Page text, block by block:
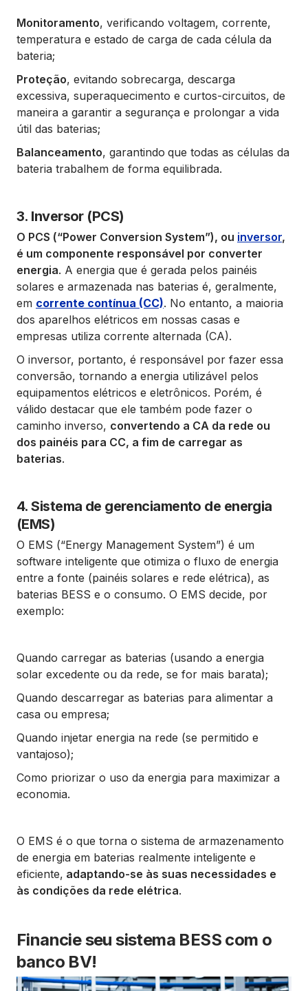
Monitoramento, verificando voltagem, corrente,
temperatura e estado de carga de cada célula da
bateria;
Proteção, evitando sobrecarga, descarga
excessiva, superaquecimento e curtos-circuitos, de
maneira a garantir a segurança e prolongar a vida
útil das baterias;
Balanceamento, garantindo que todas as células da
bateria trabalhem de forma equilibrada.
3. Inversor (PCS)
O PCS (“Power Conversion System”), ou inversor,
é um componente responsável por converter
energia. A energia que é gerada pelos painéis
solares e armazenada nas baterias é, geralmente,
em corrente contínua (CC). No entanto, a maioria
dos aparelhos elétricos em nossas casas e
empresas utiliza corrente alternada (CA).
O inversor, portanto, é responsável por fazer essa
conversão, tornando a energia utilizável pelos
equipamentos elétricos e eletrônicos. Porém, é
válido destacar que ele também pode fazer o
caminho inverso, convertendo a CA da rede ou
dos painéis para CC, a fim de carregar as
baterias.
4. Sistema de gerenciamento de energia
(EMS)
O EMS (“Energy Management System”) é um
software inteligente que otimiza o fluxo de energia
entre a fonte (painéis solares e rede elétrica), as
baterias BESS e o consumo. O EMS decide, por
exemplo:
Quando carregar as baterias (usando a energia
solar excedente ou da rede, se for mais barata);
Quando descarregar as baterias para alimentar a
casa ou empresa;
Quando injetar energia na rede (se permitido e
vantajoso);
Como priorizar o uso da energia para maximizar a
economia.
O EMS é o que torna o sistema de armazenamento
de energia em baterias realmente inteligente e
eficiente, adaptando-se às suas necessidades e
às condições da rede elétrica.
Financie seu sistema BESS com o
banco BV!